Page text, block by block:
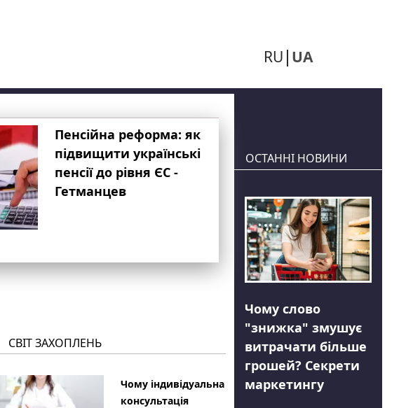
RU UA
Пенсійна реформа: як
підвищити українські
пенсії до рівня ЄС -
Гетманцев
СВІТ ЗАХОПЛЕНЬ
Чому індивідуальна
консультація
ОСТАННІ НОВИНИ
Чому слово
"знижка" змушує
витрачати більше
грошей? Секрети
маркетингу